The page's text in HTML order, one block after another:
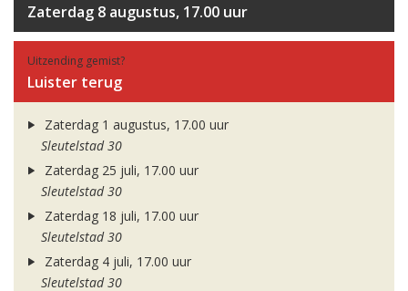
Zaterdag 8 augustus, 17.00 uur
Uitzending gemist?
Luister terug
Zaterdag 1 augustus, 17.00 uur
Sleutelstad 30
Zaterdag 25 juli, 17.00 uur
Sleutelstad 30
Zaterdag 18 juli, 17.00 uur
Sleutelstad 30
Zaterdag 4 juli, 17.00 uur
Sleutelstad 30